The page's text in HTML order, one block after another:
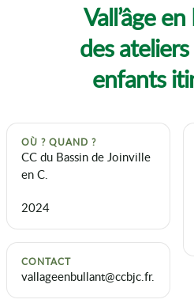
Vall’âge
des
enfants
OÙ ? QUAND ?
CC du Bassin de Joinville
en C.
2024
CONTACT
vallageenbullant@ccbjc.fr.